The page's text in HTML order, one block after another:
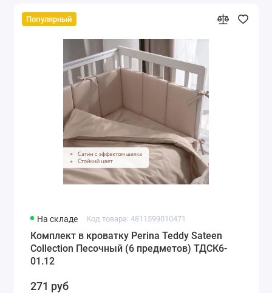
Популярный
На складе Код товара: 4811599010471
Комплект в кроватку Perina Teddy Sateen
Collection Песочный (6 предметов) ТДСК6-
01.12
271 руб